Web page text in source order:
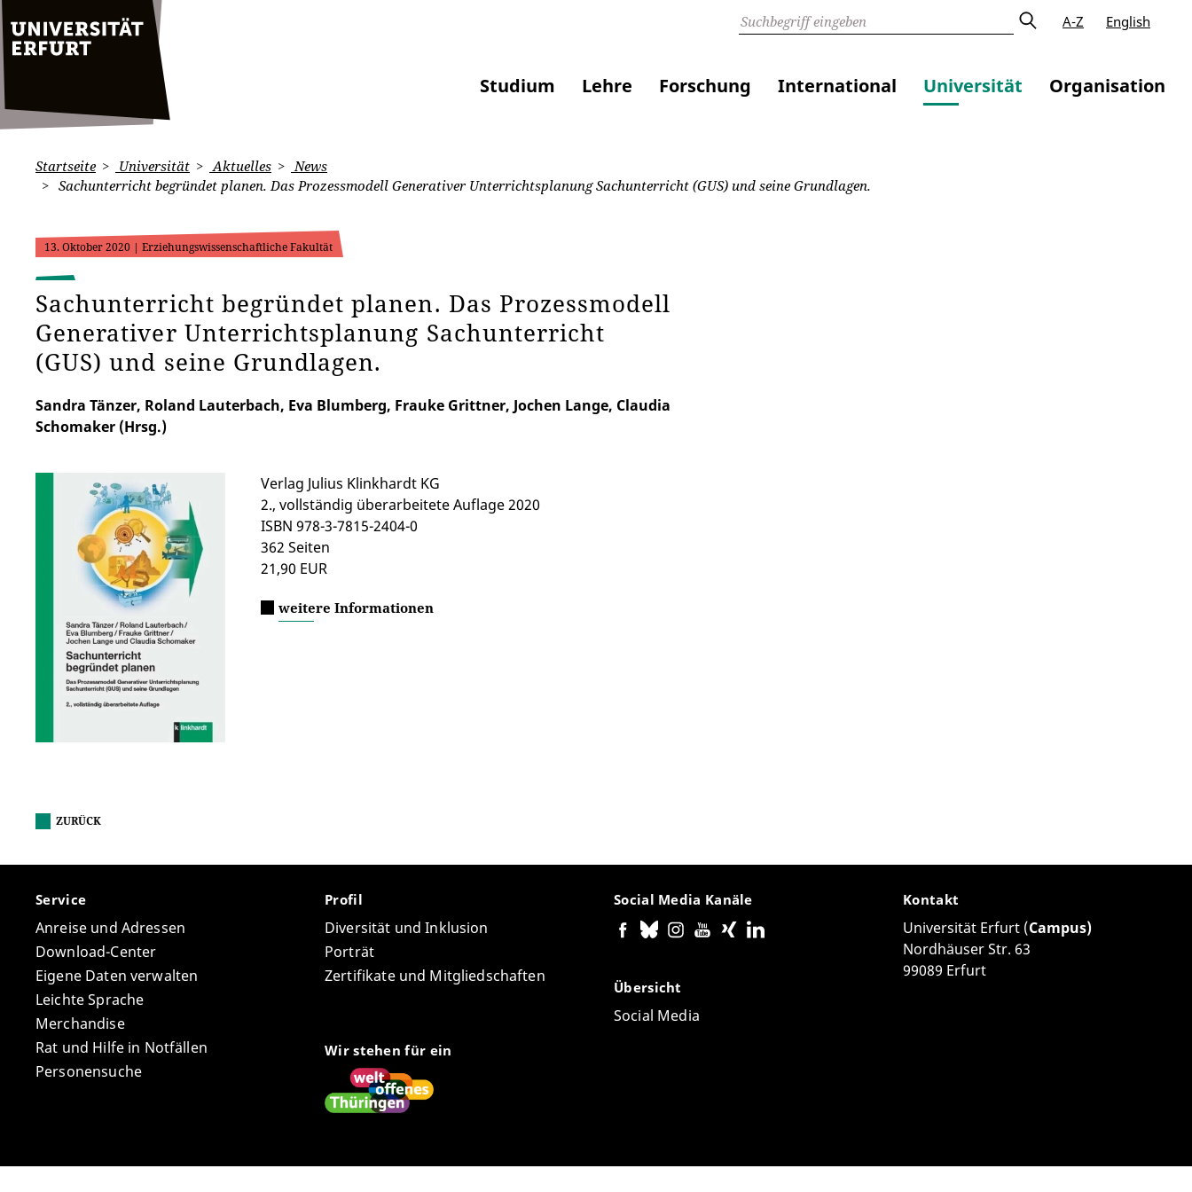
A-Z English
Studium Lehre Forschung International Universität Organisation
Startseite Universität Aktuelles
News
Sachunterricht begründet planen. Das Prozessmodell Generativer Unterrichtsplanung Sachunterricht (GUS) und seine Grundlagen.
13. Oktober 2020 | Erziehungswissenschaftliche Fakultät
Sachunterricht begründet planen. Das Prozessmodell
Generativer Unterrichtsplanung Sachunterricht
(GUS) und seine Grundlagen.
Sandra Tänzer, Roland Lauterbach, Eva Blumberg, Frauke Grittner, Jochen Lange, Claudia
Schomaker (Hrsg.)
Verlag Julius Klinkhardt KG
2., vollständig überarbeitete Auflage 2020
ISBN 978-3-7815-2404-0
362 Seiten
21,90 EUR
weitere Informationen
ZURÜCK
Service
Anreise und Adressen
Download-Center
Eigene Daten verwalten
Leichte Sprache
Merchandise
Rat und Hilfe in Notfällen
Personensuche
Profil
Diversität und Inklusion
Porträt
Zertifikate und Mitgliedschaften
Wir stehen für ein
Social Media Kanäle
Übersicht
Social Media
Kontakt
Universität Erfurt (Campus)
Nordhäuser Str. 63
99089 Erfurt